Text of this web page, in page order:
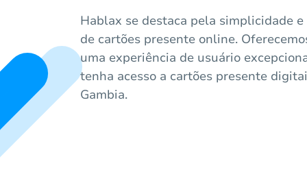
Hablax se destaca pela simplicidade
de cartões presente online.
uma experiência de usuário
tenha acesso a cartões presente
Gambia.